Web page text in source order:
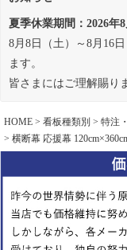
夏季休業期間：2026年
8月8日（土）～8月16
ます。
皆さまにはご理解賜り
HOME 看板種類別 特注
横断幕 応援幕